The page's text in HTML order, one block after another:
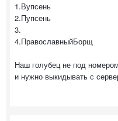
1.Вупсень
2.Пупсень
3.
4.ПравославныйБорщ
Наш голубец не под
и нужно выкидывать с